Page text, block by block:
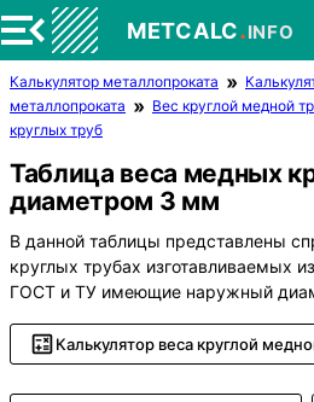
METCALC.INFO
Калькулятор металлопроката
металлопроката
Вес круглой медной
круглых труб
Таблица веса медных
диаметром 3 мм
В данной таблицы представлены
круглых трубах изготавливаемых
ГОСТ и ТУ имеющие наружный
Калькулятор веса круглой